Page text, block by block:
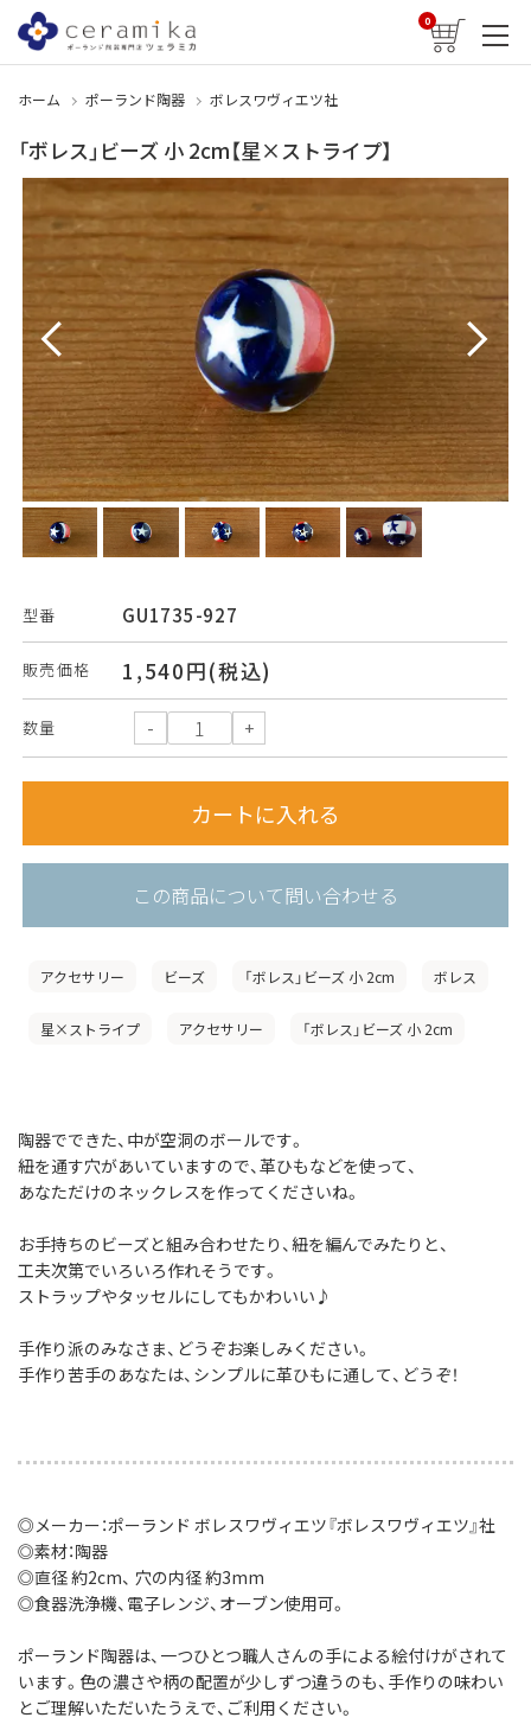
0
ホーム ポーランド陶器 ボレスワヴィエツ社
「ボレス」ビーズ 小 2cm【星×ストライプ】
型番 GU1735-927
販売価格 1,540円(税込)
数量
この商品について問い合わせる
アクセサリー ビーズ 「ボレス」ビーズ 小 2cm ボレス
星×ストライプ アクセサリー 「ボレス」ビーズ 小 2cm
陶器でできた、中が空洞のボールです。
紐を通す穴があいていますので、革ひもなどを使って、
あなただけのネックレスを作ってくださいね。
お手持ちのビーズと組み合わせたり、紐を編んでみたりと、
工夫次第でいろいろ作れそうです。
ストラップやタッセルにしてもかわいい♪
手作り派のみなさま、どうぞお楽しみください。
手作り苦手のあなたは、シンプルに革ひもに通して、どうぞ！
◎メーカー：ポーランド ボレスワヴィエツ『ボレスワヴィエツ』社
◎素材：陶器
◎直径 約2cm、 穴の内径 約3mm
◎食器洗浄機、電子レンジ、オーブン使用可。
ポーランド陶器は、一つひとつ職人さんの手による絵付けがされて
います。色の濃さや柄の配置が少しずつ違うのも、手作りの味わい
とご理解いただいたうえで、ご利用ください。